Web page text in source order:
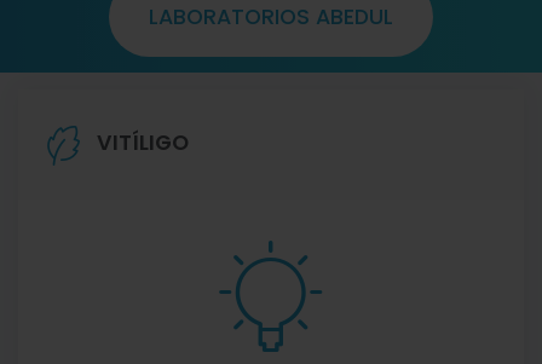
LABORATORIOS ABEDUL
VITÍLIGO